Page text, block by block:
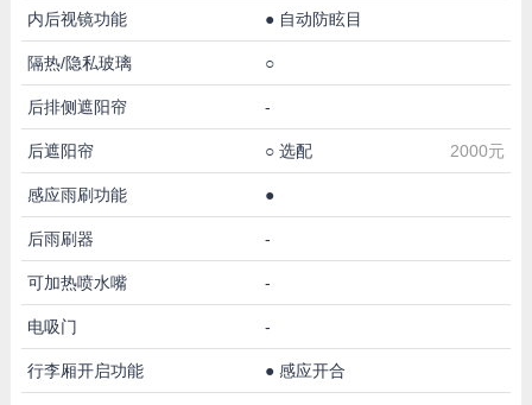
内后视镜功能 ● 自动防眩目
隔热/隐私玻璃 ○
后排侧遮阳帘 -
后遮阳帘 ○ 选配 2000元
感应雨刷功能 ●
后雨刷器 -
可加热喷水嘴 -
电吸门 -
行李厢开启功能 ● 感应开合